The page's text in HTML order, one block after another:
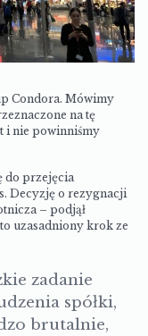
Condora. Mówimy
na tę
i nie powinniśmy
do przejęcia
Decyzję o rezygnacji
– podjął
uzasadniony krok ze
zadanie
spółki,
brutalnie,